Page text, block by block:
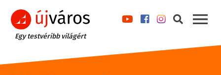
Egy testvéribb világért